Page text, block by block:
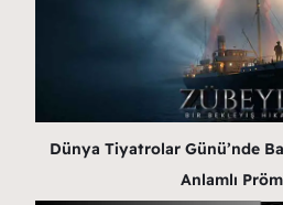
Dünya Tiyatrolar Günü’nde
Anlamlı